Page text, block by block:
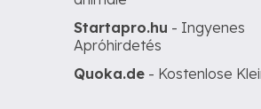
Startapro.hu - Ingyenes
Apróhirdetés
Quoka.de - Kostenlose